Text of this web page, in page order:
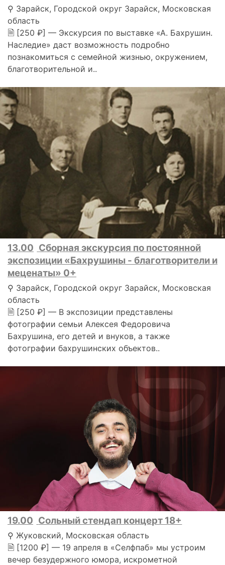
⚲ Зарайск, Городской округ Зарайск, Московская
область
🗎 [250 ₽] — Экскурсия по выставке «А. Бахрушин.
Наследие» даст возможность подробно
познакомиться с семейной жизнью, окружением,
благотворительной и..
13.00 Сборная экскурсия по постоянной
экспозиции «Бахрушины - благотворители и
меценаты» 0+
⚲ Зарайск, Городской округ Зарайск, Московская
область
🗎 [250 ₽] — В экспозиции представлены
фотографии семьи Алексея Федоровича
Бахрушина, его детей и внуков, а также
фотографии бахрушинских объектов..
19.00 Сольный стендап концерт 18+
⚲ Жуковский, Московская область
🗎 [1200 ₽] — 19 апреля в «Селфпаб» мы устроим
вечер безудержного юмора, искрометной